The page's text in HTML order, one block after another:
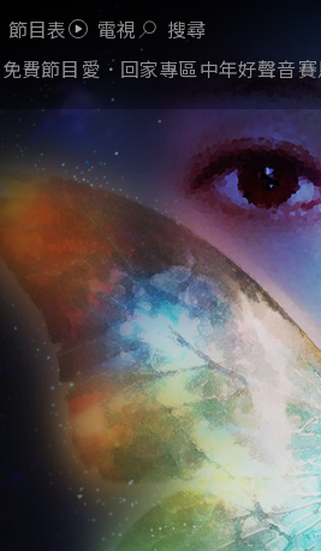
節目表 電視 搜尋
免費節目 愛．回家專區中年好聲音